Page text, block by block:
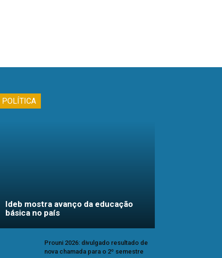
POLÍTICA
Ideb mostra avanço da educação
básica no país
Prouni 2026: divulgado resultado de
nova chamada para o 2º semestre